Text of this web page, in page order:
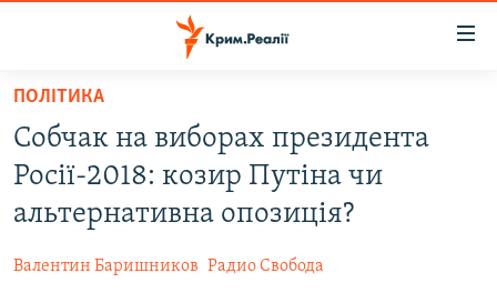
Перейти
основного
матеріалу
до
основної
НОВИНИ
БЛОГИ
ПОЛІТИКА
Собчак на виборах президента
Росії-2018: козир Путіна чи
альтернативна опозиція?
Валентин Баришников Радио Свобода